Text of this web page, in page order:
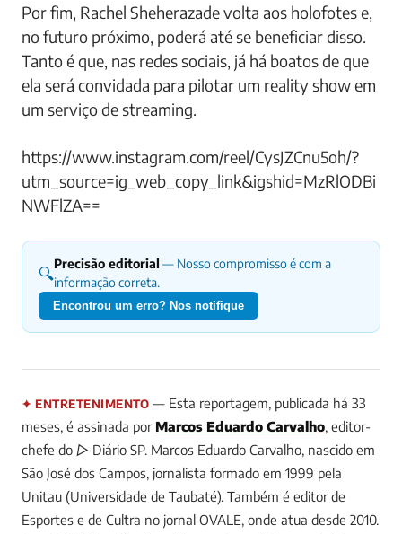
Por fim, Rachel Sheherazade volta aos holofotes e,
no futuro próximo, poderá até se beneficiar disso.
Tanto é que, nas redes sociais, já há boatos de que
ela será convidada para pilotar um reality show em
um serviço de streaming.
https://www.instagram.com/reel/CysJZCnu5oh/?
utm_source=ig_web_copy_link&igshid=MzRlODBi
NWFlZA==
🔍Precisão editorial — Nosso compromisso é com a
informação correta.
Encontrou um erro? Nos notifique
✦ ENTRETENIMENTO — Esta reportagem, publicada há 33
meses, é assinada por Marcos Eduardo Carvalho, editor-
chefe do ▷ Diário SP. Marcos Eduardo Carvalho, nascido em
São José dos Campos, jornalista formado em 1999 pela
Unitau (Universidade de Taubaté). Também é editor de
Esportes e de Cultra no jornal OVALE, onde atua desde 2010.